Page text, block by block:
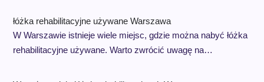
łóżka rehabilitacyjne używane Warszawa
W Warszawie istnieje wiele miejsc, gdzie można nabyć łóżka
rehabilitacyjne używane. Warto zwrócić uwagę na…